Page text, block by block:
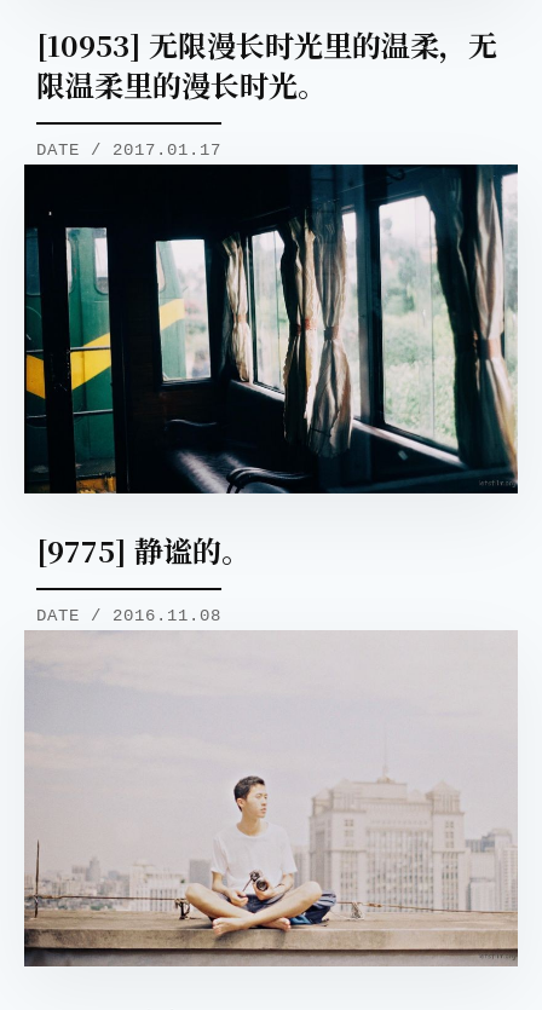
[10953] 无限漫长时光里的温柔，无
限温柔里的漫长时光。
DATE / 2017.01.17
[9775] 静谧的。
DATE / 2016.11.08